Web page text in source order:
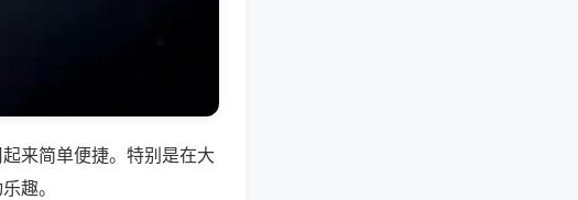
来简单便捷。特别是在大
趣。